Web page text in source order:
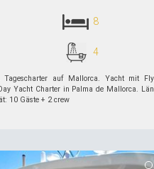
8
4
Tagescharter auf Mallorca. Yacht mit
Yacht Charter in Palma de Mallorca.
10 Gäste + 2 crew
siehe